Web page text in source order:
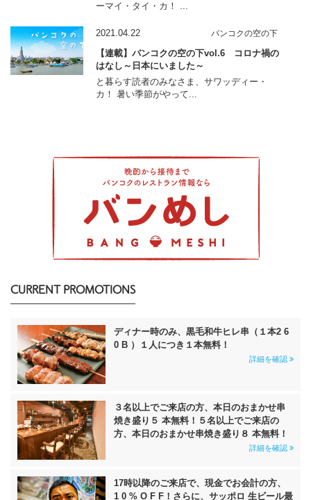
ーマイ・タイ・カ！ ...
2021.04.22 バンコクの空の下
【連載】バンコクの空の下vol.6 コロナ禍の
はなし～日本にいました～
と暮らす読者のみなさま、サワッディー・
カ！ 暑い季節がやって...
CURRENT PROMOTIONS
ディナー時のみ、黒毛和牛ヒレ串（１本2 6
0 B ）１人につき１本無料！
詳細を確認
３名以上でご来店の方、本日のおまかせ串
焼き盛り５ 本無料！５名以上でご来店の
方、本日のおまかせ串焼き盛り８ 本無料！
詳細を確認
17時以降のご来店で、現金でお会計の方、
1 0 % O F F！さらに、サッポロ 生ビール最